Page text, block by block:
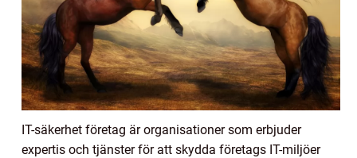
IT-säkerhet företag är organisationer som erbjuder
expertis och tjänster för att skydda företags IT-miljöer